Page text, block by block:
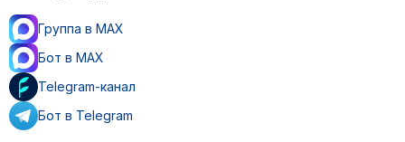
Группа в MAX
Бот в MAX
Telegram-канал
Бот в Telegram